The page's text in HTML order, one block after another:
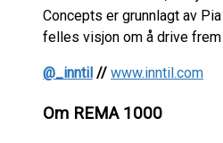
Concepts er grunnlagt av
felles visjon om å drive
@_inntil // www.inntil.com
Om REMA 1000